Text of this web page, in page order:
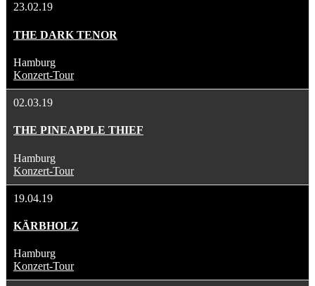
23.02.19
THE DARK TENOR
Hamburg
Konzert-Tour
02.03.19
THE PINEAPPLE THIEF
Hamburg
Konzert-Tour
19.04.19
KÄRBHOLZ
Hamburg
Konzert-Tour